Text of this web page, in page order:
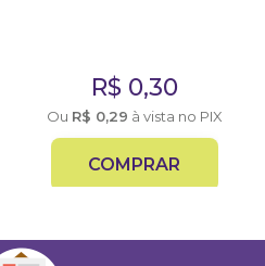
R$ 0,30
Ou R$ 0,29 à vista no PIX
COMPRAR